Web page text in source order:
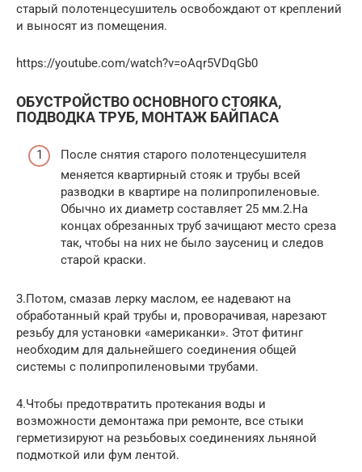
старый полотенцесушитель освобождают от креплений
и выносят из помещения.
https://youtube.com/watch?v=oAqr5VDqGb0
ОБУСТРОЙСТВО ОСНОВНОГО СТОЯКА,
ПОДВОДКА ТРУБ, МОНТАЖ БАЙПАСА
После снятия старого полотенцесушителя
меняется квартирный стояк и трубы всей
разводки в квартире на полипропиленовые.
Обычно их диаметр составляет 25 мм.2.На
концах обрезанных труб зачищают место среза
так, чтобы на них не было заусениц и следов
старой краски.
3.Потом, смазав лерку маслом, ее надевают на
обработанный край трубы и, проворачивая, нарезают
резьбу для установки «американки». Этот фитинг
необходим для дальнейшего соединения общей
системы с полипропиленовыми трубами.
4.Чтобы предотвратить протекания воды и
возможности демонтажа при ремонте, все стыки
герметизируют на резьбовых соединениях льняной
подмоткой или фум лентой.